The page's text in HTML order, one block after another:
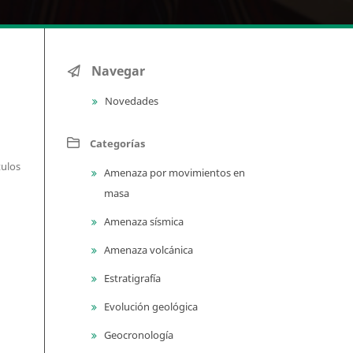
Navegar
Novedades
Categorías
Amenaza por movimientos en
masa
Amenaza sísmica
Amenaza volcánica
Estratigrafía
Evolución geológica
Geocronología